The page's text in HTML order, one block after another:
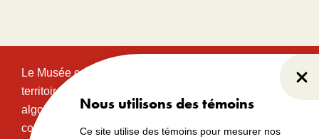
Nous utilisons des témoins
Ce site utilise des témoins pour mesurer nos
Le Musée canadien de l’histoire est situé sur le
territoire traditionnel et non cédé des communautés
algonquines Anishinabeg. Ce territoire a eu et
continue d’avoir une grande importance historique,